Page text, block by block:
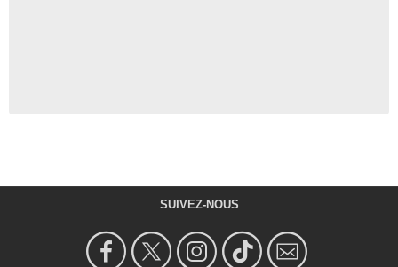
SUIVEZ-NOUS